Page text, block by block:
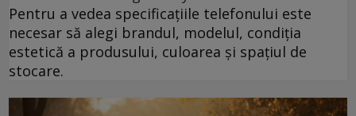
Pentru a vedea specificațiile telefonului este
necesar să alegi brandul, modelul, condiția
estetică a produsului, culoarea și spațiul de
stocare.